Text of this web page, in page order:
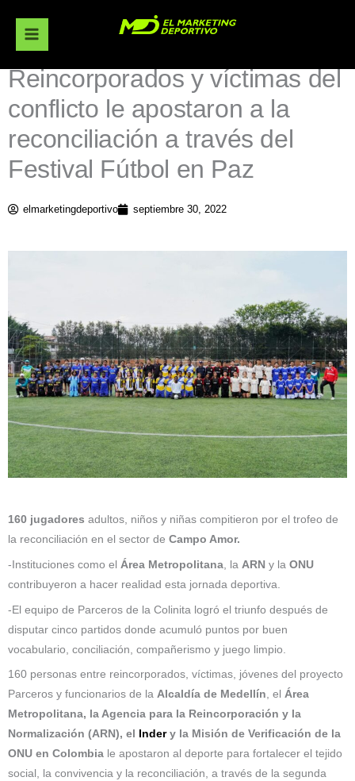
contenido
Reincorporados y víctimas del
conflicto le apostaron a la
reconciliación a través del
Festival Fútbol en Paz
elmarketingdeportivo septiembre 30, 2022
160 jugadores adultos, niños y niñas compitieron por el trofeo de
la reconciliación en el sector de Campo Amor.
-Instituciones como el Área Metropolitana , la ARN y la ONU
contribuyeron a hacer realidad esta jornada deportiva.
-El equipo de Parceros de la Colinita logró el triunfo después de
disputar cinco partidos donde acumuló puntos por buen
vocabulario, conciliación, compañerismo y juego limpio.
160 personas entre reincorporados, víctimas, jóvenes del proyecto
Parceros y funcionarios de la Alcaldía de Medellín, el Área
Metropolitana, la Agencia para la Reincorporación y la
Normalización (ARN), el
Indery la Misión de Verificación de la
ONU en Colombia le apostaron al deporte para fortalecer el tejido
social, la convivencia y la reconciliación, a través de la segunda